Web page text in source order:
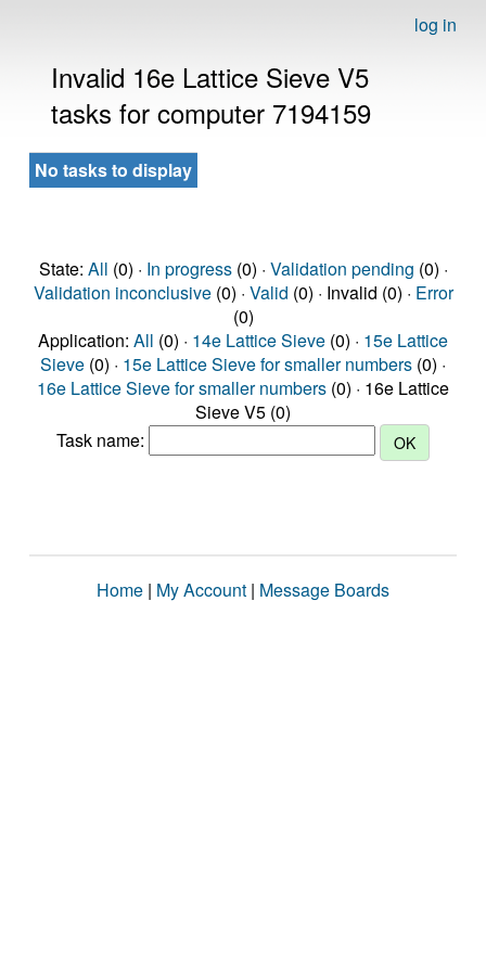
log in
Invalid 16e Lattice Sieve V5
tasks for computer 7194159
No tasks to display
State: All (0) · In progress(0) · Validation pending (0) ·
Validation inconclusive(0) · Valid (0) · Invalid (0) · Error
(0)
Application: All (0) · 14e Lattice Sieve (0) · 15e Lattice
Sieve (0) · 15e Lattice Sieve for smaller numbers (0) ·
16e Lattice Sieve for smaller numbers (0) · 16e Lattice
Sieve V5 (0)
Task name:
Home | My Account | Message Boards